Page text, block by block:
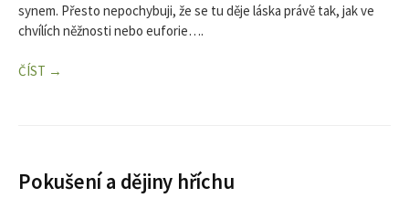
synem. Přesto nepochybuji, že se tu děje láska právě tak, jak ve
chvílích něžnosti nebo euforie….
ČÍST →
Pokušení a dějiny hříchu